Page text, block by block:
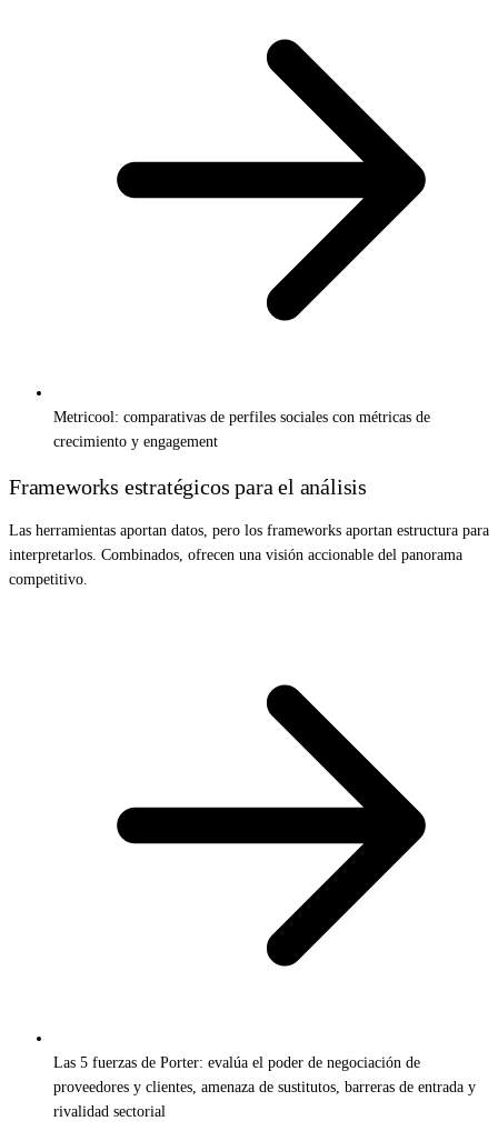
Metricool: comparativas de perfiles sociales con métricas de
crecimiento y engagement
Frameworks estratégicos para el análisis
Las herramientas aportan datos, pero los frameworks aportan estructura para
interpretarlos. Combinados, ofrecen una visión accionable del panorama
competitivo.
Las 5 fuerzas de Porter: evalúa el poder de negociación de
proveedores y clientes, amenaza de sustitutos, barreras de entrada y
rivalidad sectorial